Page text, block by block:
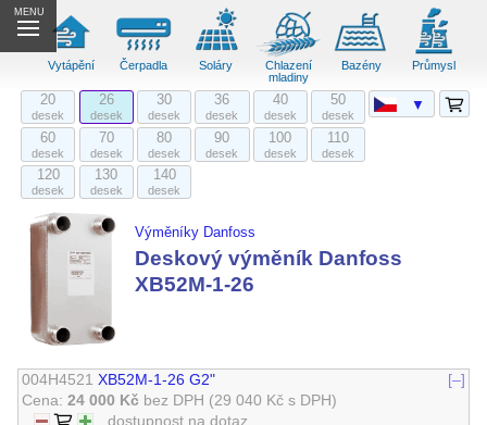
MENU
Vytápění Čerpadla Soláry
Chlazení
mladiny
Bazény Průmysl
20
desek
26
desek
30
desek
36
desek
40
desek
50
desek
60
desek
70
desek
80
desek
90
desek
100
desek
110
desek
120
desek
130
desek
140
desek
Výměníky Danfoss
Deskový výměník Danfoss
XB52M-1-26
004H4521 XB52M-1-26 G2"
[–]
Cena:24 000 Kč bez DPH (29 040 Kč s DPH)
dostupnost na dotaz
▼